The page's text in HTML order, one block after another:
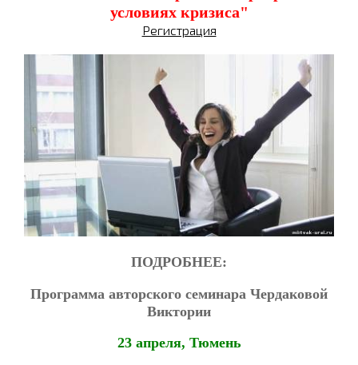
условиях кризиса"
Регистрация
ПОДРОБНЕЕ:
Программа авторского семинара Чердаковой
Виктории
23 апреля, Тюмень